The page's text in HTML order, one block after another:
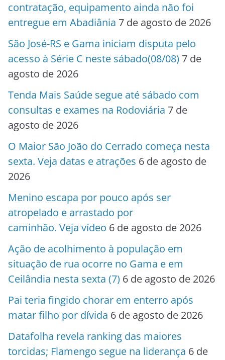
contratação, equipamento ainda não foi
entregue em Abadiânia 7 de agosto de 2026
São José-RS e Gama iniciam disputa pelo
acesso à Série C neste sábado(08/08) 7 de
agosto de 2026
Tenda Mais Saúde segue até sábado com
consultas e exames na Rodoviária 7 de
agosto de 2026
O Maior São João do Cerrado começa nesta
sexta. Veja datas e atrações 6 de agosto de
2026
Menino escapa por pouco após ser
atropelado e arrastado por
caminhão. Veja vídeo 6 de agosto de 2026
Ação de acolhimento à população em
situação de rua ocorre no Gama e em
Ceilândia nesta sexta (7) 6 de agosto de 2026
Pai teria fingido chorar em enterro após
matar filho por dívida 6 de agosto de 2026
Datafolha revela ranking das maiores
torcidas; Flamengo segue na liderança 6 de